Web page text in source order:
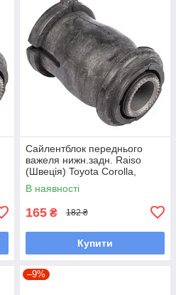
Сайлентблок переднього
важеля нижн.задн. Raiso
(Швеція) Toyota Corolla,
Тойота Королла #RL-
486120H UAWXLNR7
В наявності
165 ₴ 182 ₴
Купити
–9%